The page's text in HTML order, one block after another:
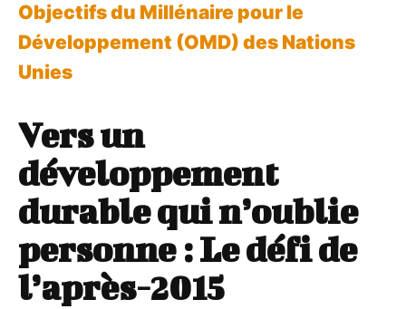
Objectifs du Millénaire pour le
Développement (OMD) des Nations
Unies
Vers un
développement
durable qui n’oublie
personne : Le défi de
l’après-2015